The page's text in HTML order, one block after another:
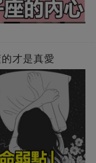
才是真愛